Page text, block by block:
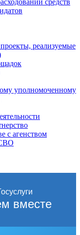
средств
реализуемые
уполномоченному
с агенством
вместе